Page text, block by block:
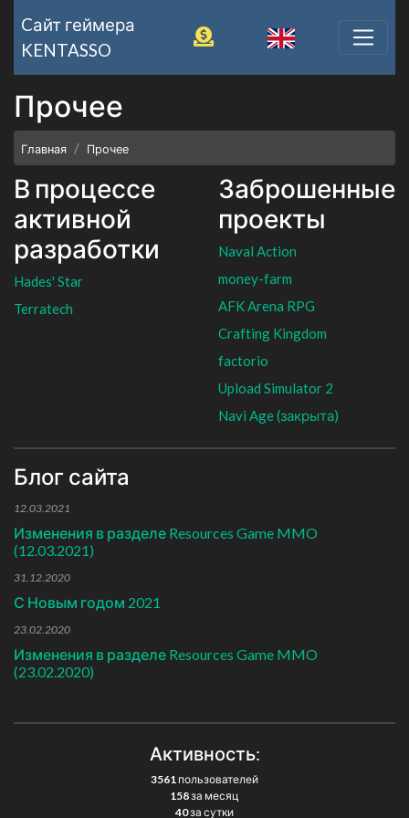
Cайт геймера
KENTASSO
Прочее
Главная Прочее
В процессе
активной
разработки
Hades' Star
Terratech
Заброшенные
проекты
Naval Action
money-farm
AFK Arena RPG
Crafting Kingdom
factorio
Upload Simulator 2
Navi Age (закрыта)
Блог сайта
12.03.2021
Изменения в разделе Resources Game MMO
(12.03.2021)
31.12.2020
С Новым годом 2021
23.02.2020
Изменения в разделе Resources Game MMO
(23.02.2020)
Активность:
3561 пользователей
158за месяц
40за сутки